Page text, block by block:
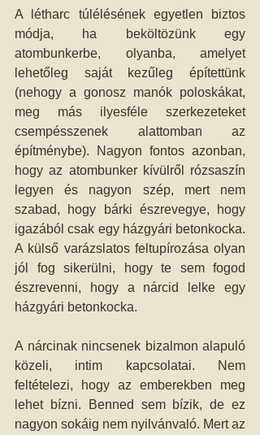
A létharc túlélésének egyetlen biztos
módja, ha beköltözünk egy
atombunkerbe, olyanba, amelyet
lehetőleg saját kezűleg építettünk
(nehogy a gonosz manók poloskákat,
meg más ilyesféle szerkezeteket
csempésszenek alattomban az
építménybe). Nagyon fontos azonban,
hogy az atombunker kívülről rózsaszín
legyen és nagyon szép, mert nem
szabad, hogy bárki észrevegye, hogy
igazából csak egy házgyári betonkocka.
A külső varázslatos feltupírozása olyan
jól fog sikerülni, hogy te sem fogod
észrevenni, hogy a nárcid lelke egy
házgyári betonkocka.
A nárcinak nincsenek bizalmon alapuló
közeli, intim kapcsolatai. Nem
feltételezi, hogy az emberekben meg
lehet bízni. Benned sem bízik, de ez
nagyon sokáig nem nyilvánvaló. Mert az